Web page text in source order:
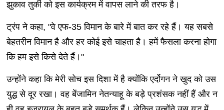
झुकाव तुर्की को इस कार्यक्रम में वापस लाने की तरफ है।
ट्रंप ने कहा, "वे एफ-35 विमान के बारे में बात कर रहे हैं। यह सबसे
बेहतरीन विमान है और हर कोई इसे चाहता है। हमें फैसला करना होगा
कि हम इसे किसे देते हैं।"
उन्होंने कहा क‍ि मेरी सोच इस दिशा में है क्योंकि एर्दोगन ने खुद को उस
युद्ध से दूर रखा। वह बेंजामिन नेतन्याहू के बड़े प्रशंसक नहीं हैं और न